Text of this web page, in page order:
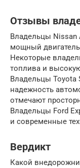
Отзывы
Владельцы Nissan
мощный
Некоторые
топлива и
Владельцы Toyota
надежность
отмечают
Владельцы Ford
и современные
Вердикт
Какой